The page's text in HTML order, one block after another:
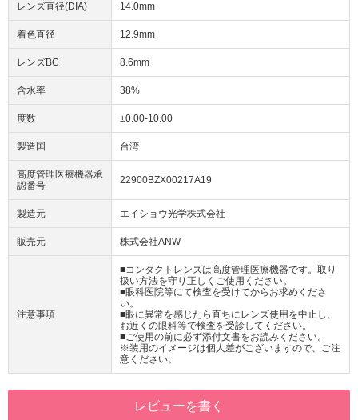
レンズ直径(DIA) 14.0mm
着色直径 12.9mm
レンズBC 8.6mm
含水率 38%
度数 ±0.00-10.00
製造国 台湾
高度管理医療機器承
認番号
22900BZX00217A19
製造元 エイショウ光学株式会社
販売元 株式会社ANW
注意事項
■コンタクトレンズは高度管理医療機器です。取り
扱い方法を守り正しくご使用ください。
■眼科医院等にて検査を受けてからお求めくださ
い。
■眼に異常を感じたら直ちにレンズ使用を中止し、
お近くの眼科等で検査を受診してください。
■ご使用の前に必ず添付文書をお読みください。
※装用のイメージは個人差がございますので、ご注
意ください。
レビューを書く